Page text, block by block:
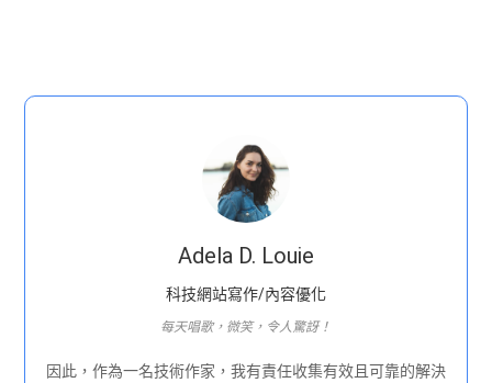
Adela D. Louie
科技網站寫作/內容優化
每天唱歌，微笑，令人驚訝！
因此，作為一名技術作家，我有責任收集有效且可靠的解決